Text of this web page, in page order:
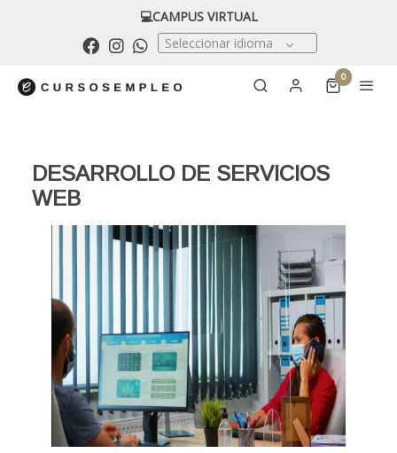
💻CAMPUS VIRTUAL
Seleccionar idioma
0
DESARROLLO DE SERVICIOS
WEB